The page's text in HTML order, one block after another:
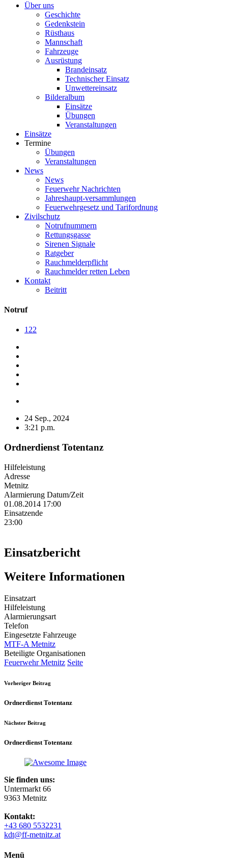
Über uns
Geschichte
Gedenkstein
Rüsthaus
Mannschaft
Fahrzeuge
Ausrüstung
Brandeinsatz
Technischer Einsatz
Unwettereinsatz
Bilderalbum
Einsätze
Übungen
Veranstaltungen
Einsätze
Termine
Übungen
Veranstaltungen
News
News
Feuerwehr Nachrichten
Jahreshaupt-versammlungen
Feuerwehrgesetz und Tarifordnung
Zivilschutz
Notrufnummern
Rettungsgasse
Sirenen Signale
Ratgeber
Rauchmelderpflicht
Rauchmelder retten Leben
Kontakt
Beitritt
Notruf
122
24 Sep., 2024
3:21 p.m.
Ordnerdienst Totentanz
Hilfeleistung
Adresse
Metnitz
Alarmierung Datum/Zeit
01.08.2014 17:00
Einsatzende
23:00
Einsatzbericht
Weitere Informationen
Einsatzart
Hilfeleistung
Alarmierungsart
Telefon
Eingesetzte Fahrzeuge
MTF-A Metnitz
Beteiligte Organisationen
Feuerwehr Metnitz Seite
Vorheriger Beitrag
Ordnerdienst Totentanz
Nächster Beitrag
Ordnerdienst Totentanz
Sie finden uns:
Untermarkt 66
9363 Metnitz
Kontakt:
+43 680 5532231
kdt@ff-metnitz.at
Menü